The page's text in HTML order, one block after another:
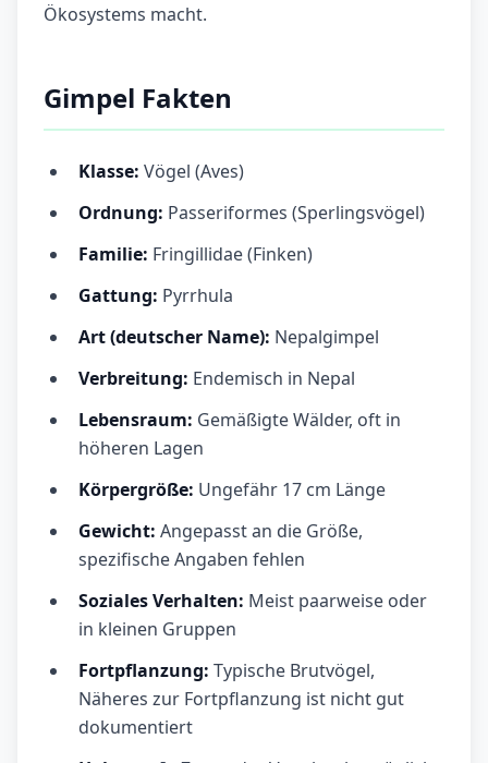
Ökosystems macht.
Gimpel Fakten
Klasse: Vögel (Aves)
Ordnung: Passeriformes (Sperlingsvögel)
Familie: Fringillidae (Finken)
Gattung: Pyrrhula
Art (deutscher Name): Nepalgimpel
Verbreitung: Endemisch in Nepal
Lebensraum: Gemäßigte Wälder, oft in
höheren Lagen
Körpergröße: Ungefähr 17 cm Länge
Gewicht: Angepasst an die Größe,
spezifische Angaben fehlen
Soziales Verhalten: Meist paarweise oder
in kleinen Gruppen
Fortpflanzung: Typische Brutvögel,
Näheres zur Fortpflanzung ist nicht gut
dokumentiert